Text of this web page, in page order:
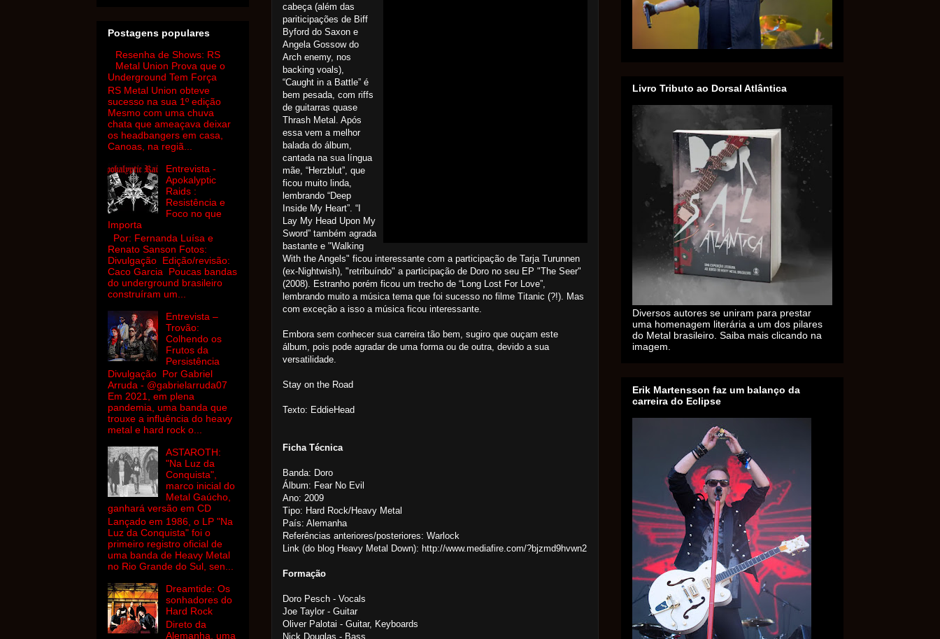
cabeça (além das
pariticipações de Biff
Byford do Saxon e
Angela Gossow do
Arch enemy, nos
backing voals),
“Caught in a Battle” é
bem pesada, com riffs
de guitarras quase
Thrash Metal. Após
essa vem a melhor
balada do álbum,
cantada na sua língua
mãe, “Herzblut”, que
ficou muito linda,
lembrando “Deep
Inside My Heart”. “I
Lay My Head Upon My
Sword” também agrada
bastante e "Walking
With the Angels" ficou interessante com a participação de Tarja Turunnen
(ex-Nightwish), "retribuíndo" a participação de Doro no seu EP "The Seer"
(2008). Estranho porém ficou um trecho de “Long Lost For Love”,
lembrando muito a música tema que foi sucesso no filme Titanic (?!). Mas
com exceção a isso a música ficou interessante.
Embora sem conhecer sua carreira tão bem, sugiro que ouçam este
álbum, pois pode agradar de uma forma ou de outra, devido a sua
versatilidade.
Stay on the Road
Texto: EddieHead
Ficha Técnica
Banda: Doro
Álbum: Fear No Evil
Ano: 2009
Tipo: Hard Rock/Heavy Metal
País: Alemanha
Referências anteriores/posteriores: Warlock
Link (do blog Heavy Metal Down): http://www.mediafire.com/?bjzmd9hvwn2
Formação
Doro Pesch - Vocals
Joe Taylor - Guitar
Oliver Palotai - Guitar, Keyboards
Nick Douglas - Bass
Postagens populares
Resenha de Shows: RS
Metal Union Prova que o
Underground Tem Força
RS Metal Union obteve
sucesso na sua 1º edição
Mesmo com uma chuva
chata que ameaçava deixar
os headbangers em casa,
Canoas, na regiã...
Entrevista -
Apokalyptic
Raids :
Resistência e
Foco no que
Importa
Por: Fernanda Luísa e
Renato Sanson Fotos:
Divulgação Edição/revisão:
Caco Garcia Poucas bandas
do underground brasileiro
construíram um...
Entrevista –
Trovão:
Colhendo os
Frutos da
Persistência
Divulgação Por Gabriel
Arruda - @gabrielarruda07
Em 2021, em plena
pandemia, uma banda que
trouxe a influência do heavy
metal e hard rock o...
ASTAROTH:
"Na Luz da
Conquista",
marco inicial do
Metal Gaúcho,
ganhará versão em CD
Lançado em 1986, o LP "Na
Luz da Conquista" foi o
primeiro registro oficial de
uma banda de Heavy Metal
no Rio Grande do Sul, sen...
Dreamtide: Os
sonhadores do
Hard Rock
Direto da
Alemanha, uma
Livro Tributo ao Dorsal Atlântica
Diversos autores se uniram para prestar
uma homenagem literária a um dos pilares
do Metal brasileiro. Saiba mais clicando na
imagem.
Erik Martensson faz um balanço da
carreira do Eclipse